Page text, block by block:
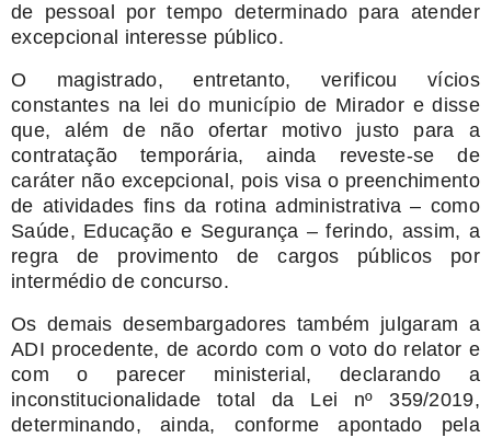
de pessoal por tempo determinado para atender
excepcional interesse público.
O magistrado, entretanto, verificou vícios
constantes na lei do município de Mirador e disse
que, além de não ofertar motivo justo para a
contratação temporária, ainda reveste-se de
caráter não excepcional, pois visa o preenchimento
de atividades fins da rotina administrativa – como
Saúde, Educação e Segurança – ferindo, assim, a
regra de provimento de cargos públicos por
intermédio de concurso.
Os demais desembargadores também julgaram a
ADI procedente, de acordo com o voto do relator e
com o parecer ministerial, declarando a
inconstitucionalidade total da Lei nº 359/2019,
determinando, ainda, conforme apontado pela